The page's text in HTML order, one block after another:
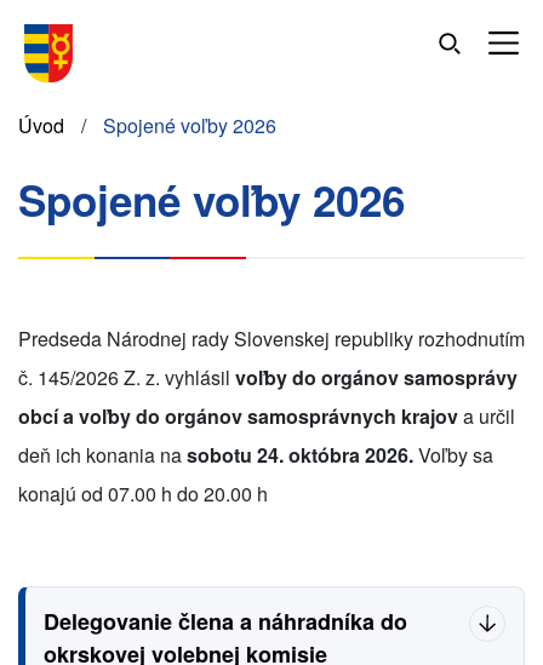
hlavný
Omrvinka
Úvod Spojené voľby 2026
Spojené voľby 2026
Predseda Národnej rady Slovenskej republiky rozhodnutím
č. 145/2026 Z. z. vyhlásil voľby do orgánov samosprávy
obcí a voľby do orgánov samosprávnych krajova určil
deň ich konania nasobotu 24. októbra 2026.Voľby sa
konajú od 07.00 h do 20.00 h
Delegovanie člena a náhradníka do
okrskovej volebnej komisie